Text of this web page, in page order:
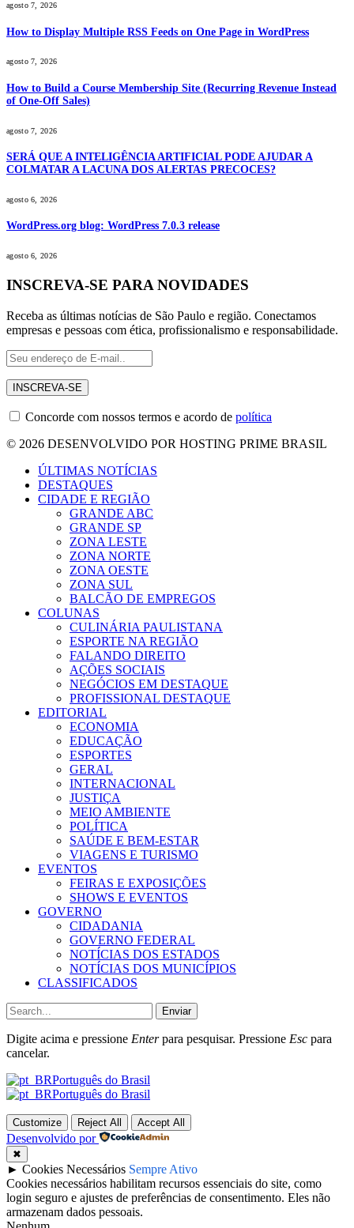
agosto 7, 2026
How to Display Multiple RSS Feeds on One Page in WordPress
agosto 7, 2026
How to Build a Course Membership Site (Recurring Revenue Instead
of One-Off Sales)
agosto 7, 2026
SERÁ QUE A INTELIGÊNCIA ARTIFICIAL PODE AJUDAR A
COLMATAR A LACUNA DOS ALERTAS PRECOCES?
agosto 6, 2026
WordPress.org blog: WordPress 7.0.3 release
agosto 6, 2026
INSCREVA-SE PARA NOVIDADES
Receba as últimas notícias de São Paulo e região. Conectamos
empresas e pessoas com ética, profissionalismo e responsabilidade.
Concorde com nossos termos e acordo de política
© 2026 DESENVOLVIDO POR HOSTING PRIME BRASIL
ÚLTIMAS NOTÍCIAS
DESTAQUES
CIDADE E REGIÃO
GRANDE ABC
GRANDE SP
ZONA LESTE
ZONA NORTE
ZONA OESTE
ZONA SUL
BALCÃO DE EMPREGOS
COLUNAS
CULINÁRIA PAULISTANA
ESPORTE NA REGIÃO
FALANDO DIREITO
AÇÕES SOCIAIS
NEGÓCIOS EM DESTAQUE
PROFISSIONAL DESTAQUE
EDITORIAL
ECONOMIA
EDUCAÇÃO
ESPORTES
GERAL
INTERNACIONAL
JUSTIÇA
MEIO AMBIENTE
POLÍTICA
SAÚDE E BEM-ESTAR
VIAGENS E TURISMO
EVENTOS
FEIRAS E EXPOSIÇÕES
SHOWS E EVENTOS
GOVERNO
CIDADANIA
GOVERNO FEDERAL
NOTÍCIAS DOS ESTADOS
NOTÍCIAS DOS MUNICÍPIOS
CLASSIFICADOS
Enviar
Digite acima e pressione Enterpara pesquisar. Pressione Esc para
cancelar.
Português do Brasil
Português do Brasil
Customize Reject All Accept All
Desenvolvido por
✖
► Cookies Necessários Sempre Ativo
Cookies necessários habilitam recursos essenciais do site, como
login seguro e ajustes de preferências de consentimento. Eles não
armazenam dados pessoais.